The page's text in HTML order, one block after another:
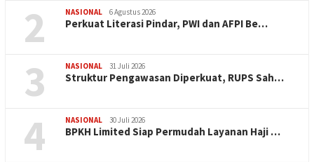
2 NASIONAL 6 Agustus 2026
Perkuat Literasi Pindar, PWI dan AFPI Be…
3 NASIONAL 31 Juli 2026
​Struktur Pengawasan Diperkuat, RUPS Sah…
4 NASIONAL 30 Juli 2026
BPKH Limited Siap Permudah Layanan Haji …